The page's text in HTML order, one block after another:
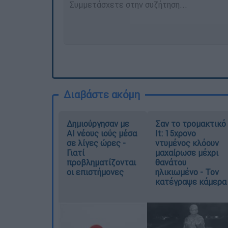
Διαβάστε ακόμη
Δημιούργησαν με
AI νέους ιούς μέσα
σε λίγες ώρες -
Γιατί
προβληματίζονται
οι επιστήμονες
Σαν το τρομακτικό
It: 15χρονο
ντυμένος κλόουν
μαχαίρωσε μέχρι
θανάτου
ηλικιωμένο - Τον
κατέγραψε κάμερα